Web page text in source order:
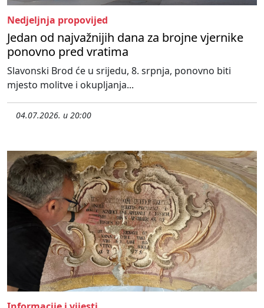
Nedjeljnja propovijed
Jedan od najvažnijih dana za brojne vjernike
ponovno pred vratima
Slavonski Brod će u srijedu, 8. srpnja, ponovno biti
mjesto molitve i okupljanja...
04.07.2026. u 20:00